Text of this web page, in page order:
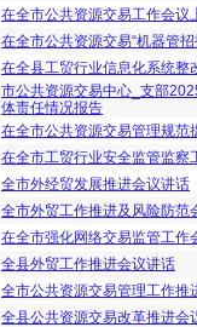
在全市公共资源交易工作会议
在全市公共资源交易“机器管
在全县工贸行业信息化系统整
市公共资源交易中心_支部
体责任情况报告
在全市公共资源交易管理规范
在全市工贸行业安全监管监察
全市外经贸发展推进会议讲话
全市外贸工作推进及风险防范
在全市强化网络交易监管工作
全县外贸工作推进会议讲话
全市公共资源交易管理工作推
全县公共资源交易改革推进会